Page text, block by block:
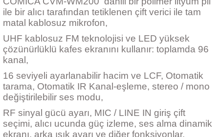
ile bir alıcı tarafından tetiklenen çift verici ile tam
matal kablosuz mikrofon,
UHF kablosuz FM teknolojisi ve LED yüksek
çözünürlüklü kafes ekranını kullanır: toplamda 96
kanal,
16 seviyeli ayarlanabilir hacim ve LCF, Otomatik
tarama, Otomatik IR Kanal-eşleme, stereo / mono
değiştirilebilir ses modu,
RF sinyal gücü ayarı, MIC / LINE IN giriş çift
seçimi, alıcı ucunda güç izleme, ses alma dinamik
ekranı, arka ışık ayarı ve diğer fonksiyonlar,